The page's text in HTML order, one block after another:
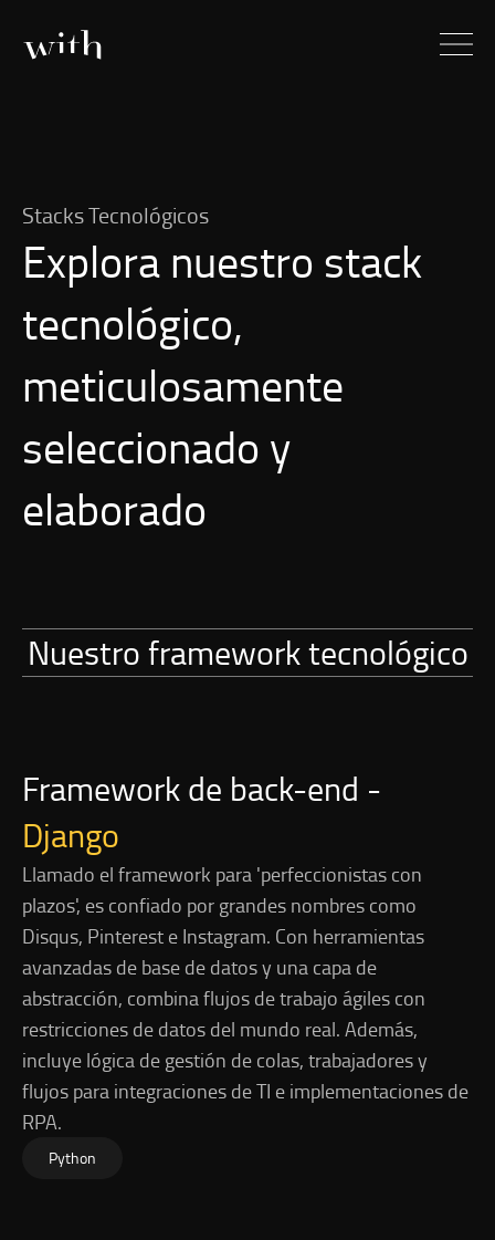
Stacks Tecnológicos
Explora nuestro stack
tecnológico,
meticulosamente
seleccionado y
elaborado
Nuestro framework tecnológico
Framework de back-end -
Django
Llamado el framework para 'perfeccionistas con
plazos', es confiado por grandes nombres como
Disqus, Pinterest e Instagram. Con herramientas
avanzadas de base de datos y una capa de
abstracción, combina flujos de trabajo ágiles con
restricciones de datos del mundo real. Además,
incluye lógica de gestión de colas, trabajadores y
flujos para integraciones de TI e implementaciones de
RPA.
Python